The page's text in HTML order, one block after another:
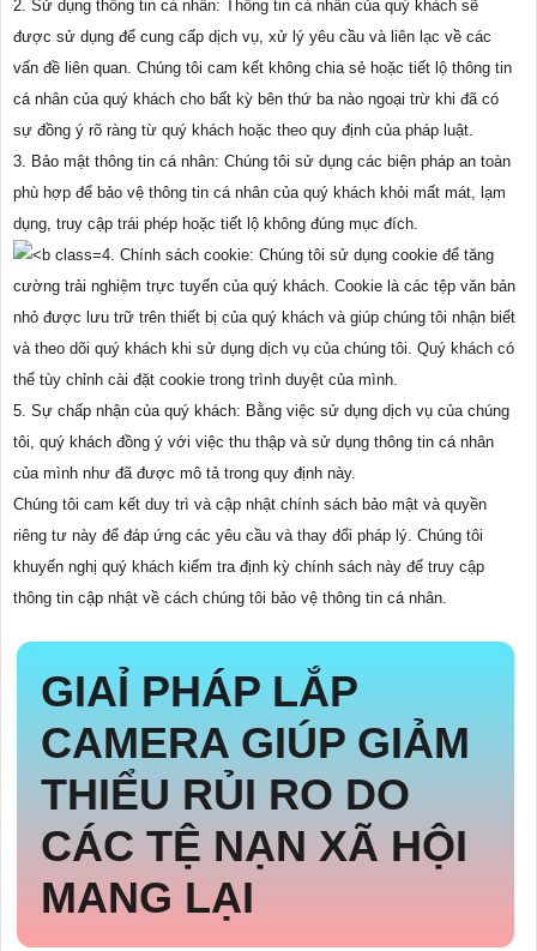
2. Sử dụng thông tin cá nhân: Thông tin cá nhân của quý khách sẽ
được sử dụng để cung cấp dịch vụ, xử lý yêu cầu và liên lạc về các
vấn đề liên quan. Chúng tôi cam kết không chia sẻ hoặc tiết lộ thông tin
cá nhân của quý khách cho bất kỳ bên thứ ba nào ngoại trừ khi đã có
sự đồng ý rõ ràng từ quý khách hoặc theo quy định của pháp luật.
3. Bảo mật thông tin cá nhân: Chúng tôi sử dụng các biện pháp an toàn
phù hợp để bảo vệ thông tin cá nhân của quý khách khỏi mất mát, lạm
dụng, truy cập trái phép hoặc tiết lộ không đúng mục đích.
4. Chính sách cookie: Chúng tôi sử dụng cookie để tăng
cường trải nghiệm trực tuyến của quý khách. Cookie là các tệp văn bản
nhỏ được lưu trữ trên thiết bị của quý khách và giúp chúng tôi nhận biết
và theo dõi quý khách khi sử dụng dịch vụ của chúng tôi. Quý khách có
thể tùy chỉnh cài đặt cookie trong trình duyệt của mình.
5. Sự chấp nhận của quý khách: Bằng việc sử dụng dịch vụ của chúng
tôi, quý khách đồng ý với việc thu thập và sử dụng thông tin cá nhân
của mình như đã được mô tả trong quy định này.
Chúng tôi cam kết duy trì và cập nhật chính sách bảo mật và quyền
riêng tư này để đáp ứng các yêu cầu và thay đổi pháp lý. Chúng tôi
khuyến nghị quý khách kiểm tra định kỳ chính sách này để truy cập
thông tin cập nhật về cách chúng tôi bảo vệ thông tin cá nhân.
GIAỈ PHÁP LẮP
CAMERA GIÚP GIẢM
THIỂU RỦI RO DO
CÁC TỆ NẠN XÃ HỘI
MANG LẠI